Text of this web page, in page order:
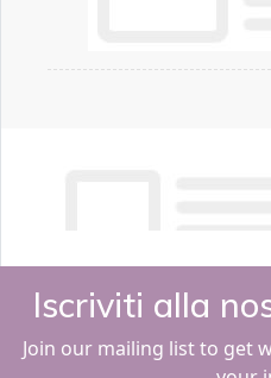
Iscriviti alla
Join our mailing list to get